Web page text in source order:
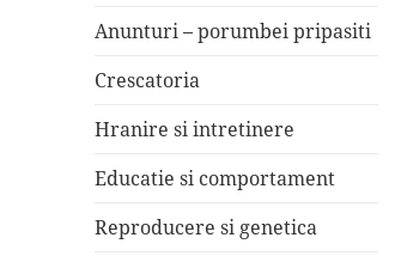
Anunturi – porumbei pripasiti
Crescatoria
Hranire si intretinere
Educatie si comportament
Reproducere si genetica